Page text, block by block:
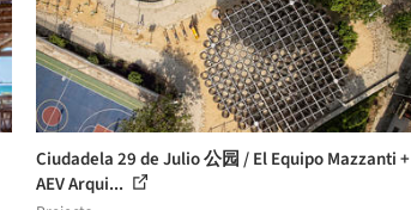
Ciudadela 29 de Julio 公园 / El Equipo Mazzanti +
AEV Arqui...